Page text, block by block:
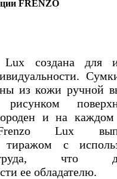
FRENZO
создана для
из кожи ручной
рисунком
и на каждом
Lux
тиражом с
что
ее обладателю.